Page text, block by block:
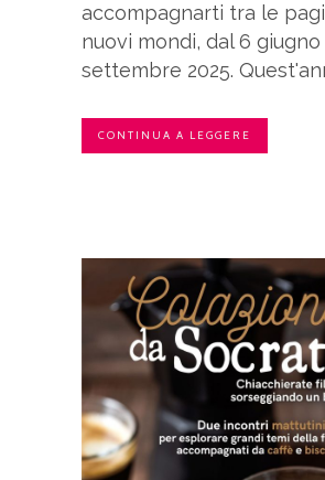
accompagnarti tra le
nuovi mondi, dal 6 giugno
settembre 2025.
CONTINUA A LEGGERE